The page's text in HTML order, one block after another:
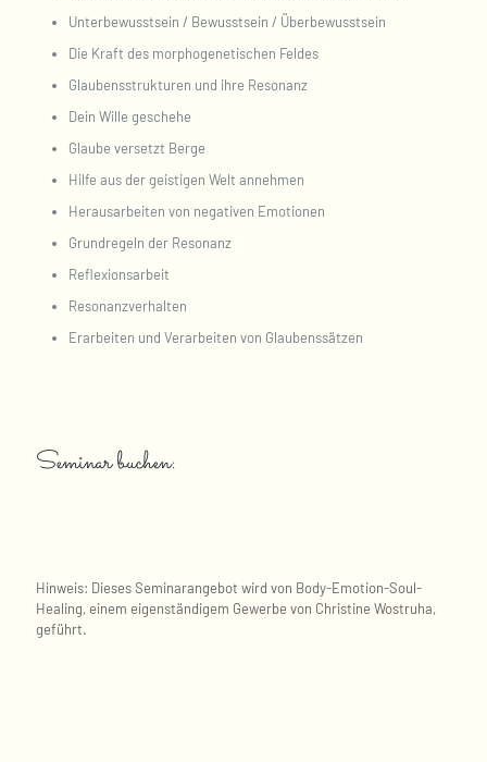
Unterbewusstsein / Bewusstsein / Überbewusstsein
Die Kraft des morphogenetischen Feldes
Glaubensstrukturen und ihre Resonanz
Dein Wille geschehe
Glaube versetzt Berge
Hilfe aus der geistigen Welt annehmen
Herausarbeiten von negativen Emotionen
Grundregeln der Resonanz
Reflexionsarbeit
Resonanzverhalten
Erarbeiten und Verarbeiten von Glaubenssätzen
Seminar buchen:
Hinweis: Dieses Seminarangebot wird von Body-Emotion-Soul-
Healing, einem eigenständigem Gewerbe von Christine Wostruha,
geführt.